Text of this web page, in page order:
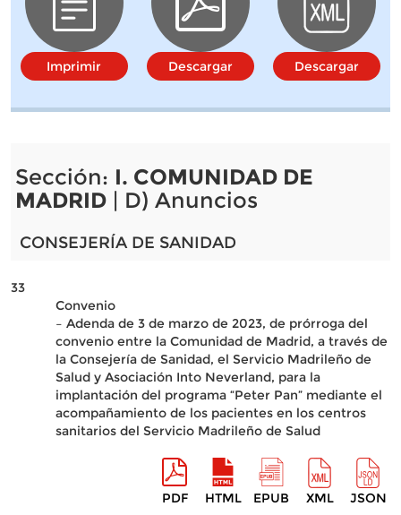
Imprimir Descargar Descargar
Sección: I. COMUNIDAD DE
MADRID| D) Anuncios
CONSEJERÍA DE SANIDAD
33
Convenio
– Adenda de 3 de marzo de 2023, de prórroga del
convenio entre la Comunidad de Madrid, a través de
la Consejería de Sanidad, el Servicio Madrileño de
Salud y Asociación Into Neverland, para la
implantación del programa “Peter Pan” mediante el
acompañamiento de los pacientes en los centros
sanitarios del Servicio Madrileño de Salud
PDF HTML EPUB XML JSON